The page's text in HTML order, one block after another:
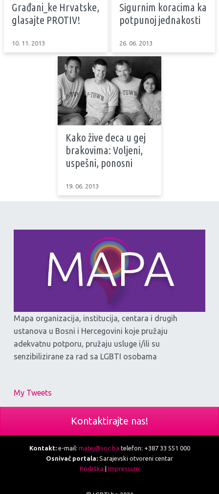
Građani_ke Hrvatske,
glasajte PROTIV!
10. 11. 2013
Sigurnim koracima ka
potpunoj jednakosti
26. 06. 2013
Kako žive deca u gej
brakovima: Voljeni,
uspešni, ponosni
19. 06. 2013
Mapa organizacija, institucija, centara i drugih
ustanova u Bosni i Hercegovini koje pružaju
adekvatnu potporu, pružaju usluge i/ili su
senzibilizirane za rad sa LGBTI osobama
My Tweets
Kontaktirajte nas!
Kontakt:e-mail: matej@soc.ba telefon: +387 33 551 000
Osnivač portala: Sarajevski otvoreni centar
Podrška
Impressum